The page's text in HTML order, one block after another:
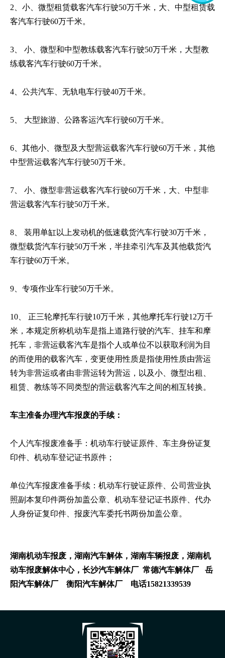
2、小、微型租赁载客汽车行驶50万千米，大、中型租赁载
客汽车行驶60万千米。
3、 小、微型和中型教练载客汽车行驶50万千米，大型教
练载客汽车行驶60万千米。
4、公共汽车、无轨电车行驶40万千米。
5、 大型旅游、公路客运汽车行驶60万千米。
6、其他小、微型及大型营运载客汽车行驶60万千米，其他
中型营运载客汽车行驶50万千米。
7、 小、微型非营运载客汽车行驶60万千米，大、中型非
营运载客汽车行驶50万千米。
8、 装用单缸以上发动机的低速载货汽车行驶30万千米，
微型载货汽车行驶50万千米，半挂牵引汽车及其他载货汽
车行驶60万千米。
9、专项作业车行驶50万千米。
10、 正三轮摩托车行驶10万千米，其他摩托车行驶12万千
米，本规定所称机动车是指上道路行驶的汽车、挂车和摩
托车，非营运载客汽车是指个人或单位不以获取利润为目
的而使用的载客汽车，变更使用性质是指使用性质由营运
转为非营运或者由非营运转为营运，以及小、微型出租、
租赁、教练等不同类型的营运载客汽车之间的相互转换。
车主准备办理汽车报废的手续：
个人汽车报废准备手：机动车行驶证原件、车主身份证复
印件、机动车登记证书原件；
单位汽车报废准备手续：机动车行驶证原件、公司营业执
照副本复印件两份加盖公章、机动车登记证书原件、代办
人身份证复印件、报废汽车委托书两份加盖公章。
湖南机动车报废，湖南汽车解体，湖南车辆报废，湖南机
动车报废解体中心，长沙汽车解体厂 常德汽车解体厂 岳
阳汽车解体厂 衡阳汽车解体厂 电话15821339539